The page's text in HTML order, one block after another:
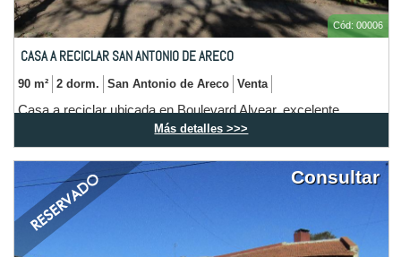
Cód: 00006
CASA A RECICLAR SAN ANTONIO DE ARECO
90 m² 2 dorm. San Antonio de Areco Venta
Casa a reciclar ubicada en Boulevard Alvear, excelente
ubicación a Metros de Plaza Gomez.
Más detalles >>>
Consultar